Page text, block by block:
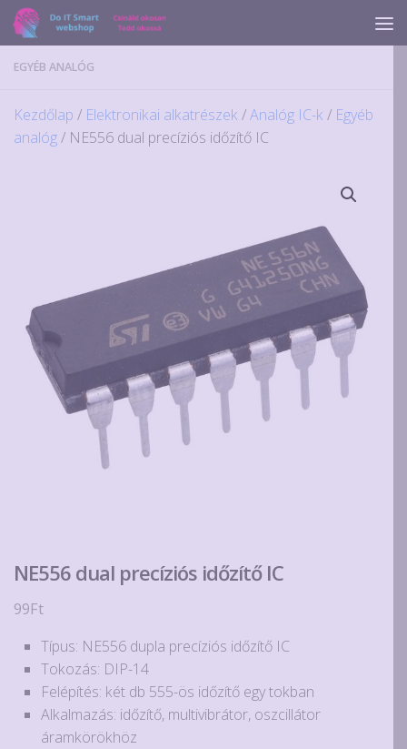
Skip to content
EGYÉB ANALÓG
Kezdőlap / Elektronikai alkatrészek /Analóg IC-k / Egyéb
analóg/ NE556 dual precíziós időzítő IC
NE556 dual precíziós időzítő IC
99Ft
Típus: NE556 dupla precíziós időzítő IC
Tokozás: DIP-14
Felépítés: két db 555-ös időzítő egy tokban
Alkalmazás: időzítő, multivibrátor, oszcillátor
áramkörökhöz